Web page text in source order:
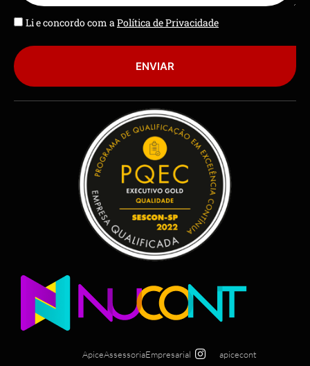
Li e concordo com a Política de Privacidade
ENVIAR
ApiceAssessoriaEmpresarial apicecont